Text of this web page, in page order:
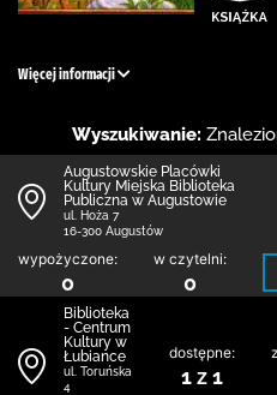
Więcej informacji
Wyszukiwanie:
Augustowskie Placówki
Kultury Miejska Biblioteka
Publiczna w Augustowie
ul. Hoża 7
16-300 Augustów
wypożyczone:
0
w czytelni:
0
Biblioteka
- Centrum
Kultury w
Łubiance
ul. Toruńska
4
dostępne:
1 z 1